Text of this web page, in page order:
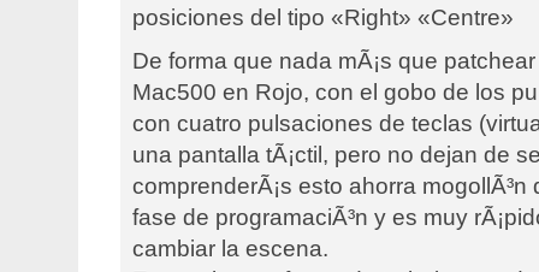
posiciones del tipo «Right» «Centre»
De forma que nada mÃ¡s que
Mac500 en Rojo, con el gobo de los
con cuatro pulsaciones de teclas
una pantalla tÃ¡ctil, pero no dejan de
comprenderÃ¡s esto ahorra mogollÃ³n
fase de programaciÃ³n y es muy
cambiar la escena.